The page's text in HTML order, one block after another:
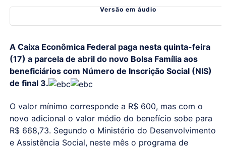
Versão em áudio
A Caixa Econômica Federal paga nesta quinta-feira
(17) a parcela de abril do novo Bolsa Família aos
beneficiários com Número de Inscrição Social (NIS)
de final 3.
O valor mínimo corresponde a R$ 600, mas com o
novo adicional o valor médio do benefício sobe para
R$ 668,73. Segundo o Ministério do Desenvolvimento
e Assistência Social, neste mês o programa de